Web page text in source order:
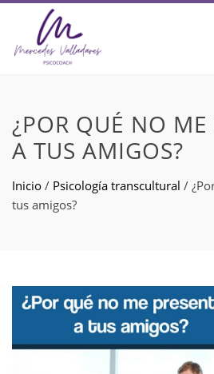
¿POR QUÉ NO ME
A TUS AMIGOS?
Inicio / Psicología transcultural /
tus amigos?